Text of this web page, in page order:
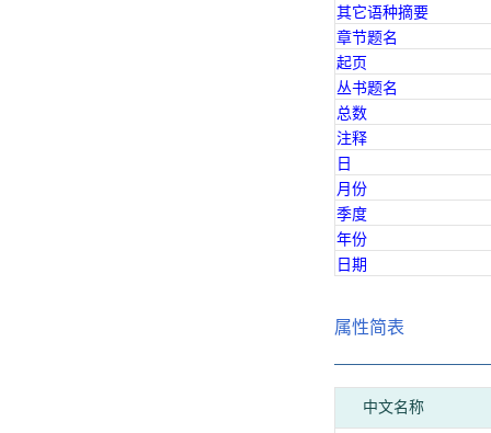
其它语种摘要
章节题名
起页
丛书题名
总数
注释
日
月份
季度
年份
日期
属性简表
中文名称